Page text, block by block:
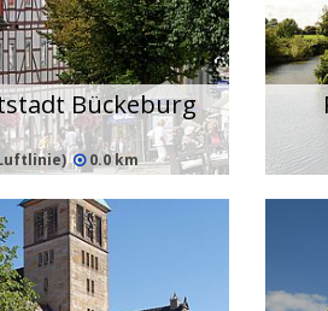
Bückeburg
0.0 km